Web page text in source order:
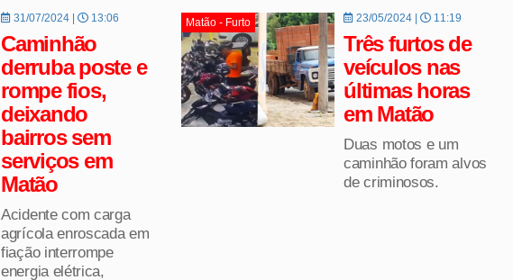
31/07/2024 | 13:06
Caminhão
derruba poste e
rompe fios,
deixando
bairros sem
serviços em
Matão
Acidente com carga
agrícola enroscada em
fiação interrompe
energia elétrica,
Matão - Furto 23/05/2024 | 11:19
Três furtos de
veículos nas
últimas horas
em Matão
Duas motos e um
caminhão foram alvos
de criminosos.